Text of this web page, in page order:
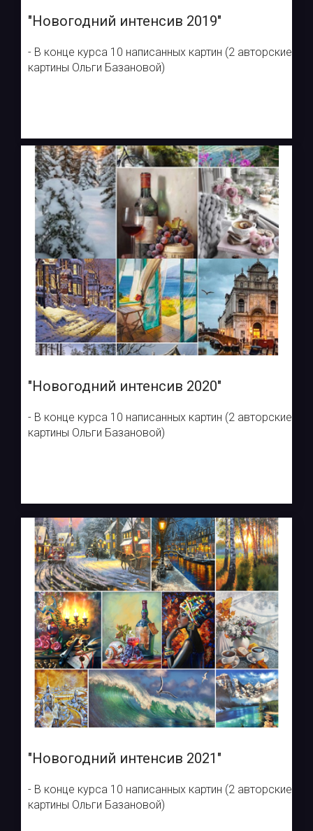
"Новогодний интенсив 2019"
- В конце курса 10 написанных картин (2 авторские
картины Ольги Базановой)
"Новогодний интенсив 2020"
- В конце курса 10 написанных картин (2 авторские
картины Ольги Базановой)
"Новогодний интенсив 2021"
- В конце курса 10 написанных картин (2 авторские
картины Ольги Базановой)